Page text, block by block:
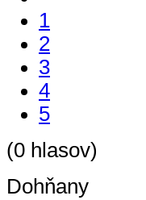
1
2
3
4
5
(0 hlasov)
Dohňany